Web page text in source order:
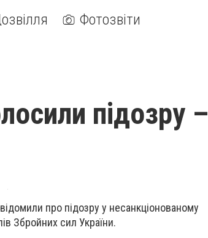
Фотозвіти
підозру –
про підозру у несанкціонованому
Збройних сил України.